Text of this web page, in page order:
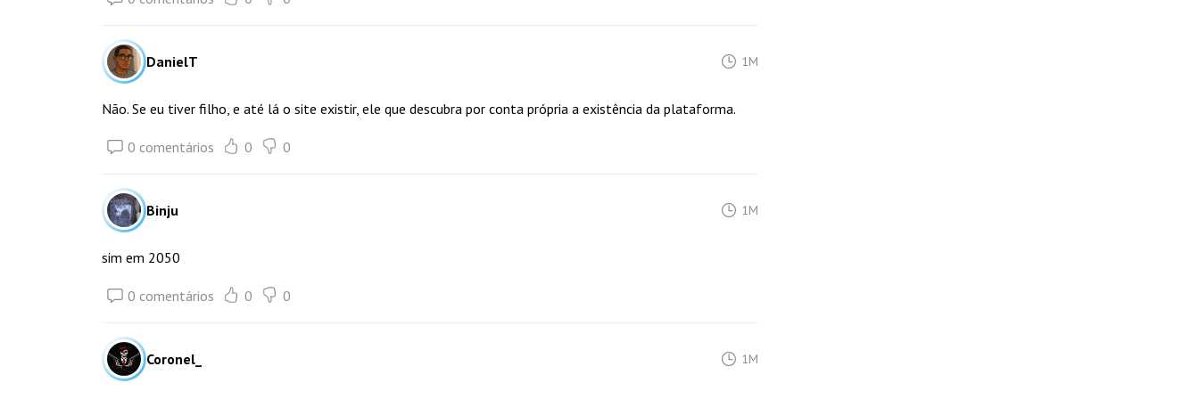
DanielT 1M
Não. Se eu tiver filho, e até lá o site existir, ele que descubra por conta própria a existência da plataforma.
0 comentários 0 0
Binju 1M
sim em 2050
0 comentários 0 0
Coronel_ 1M